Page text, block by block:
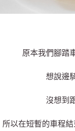
原本我們腳踏
想說邊
沒想到
所以在短暫的車程